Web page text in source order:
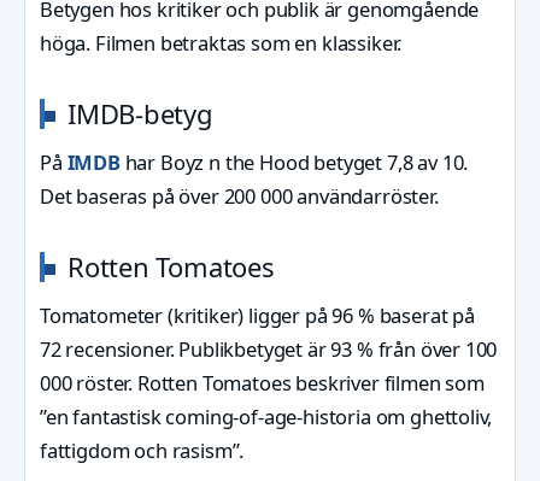
Betygen hos kritiker och publik är genomgående
höga. Filmen betraktas som en klassiker.
IMDB-betyg
På IMDBhar Boyz n the Hood betyget 7,8 av 10.
Det baseras på över 200 000 användarröster.
Rotten Tomatoes
Tomatometer (kritiker) ligger på 96 % baserat på
72 recensioner. Publikbetyget är 93 % från över 100
000 röster. Rotten Tomatoes beskriver filmen som
”en fantastisk coming-of-age-historia om ghettoliv,
fattigdom och rasism”.